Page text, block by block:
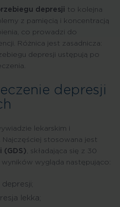
depresji to kolejna
z pamięcią i koncentracją
co prowadzi do
Różnica jest zasadnicza:
depresji ustępują po
depresji
lekarskim i
stosowana jest
(GDS) , składająca się z 30
wygląda następująco:
lekka;